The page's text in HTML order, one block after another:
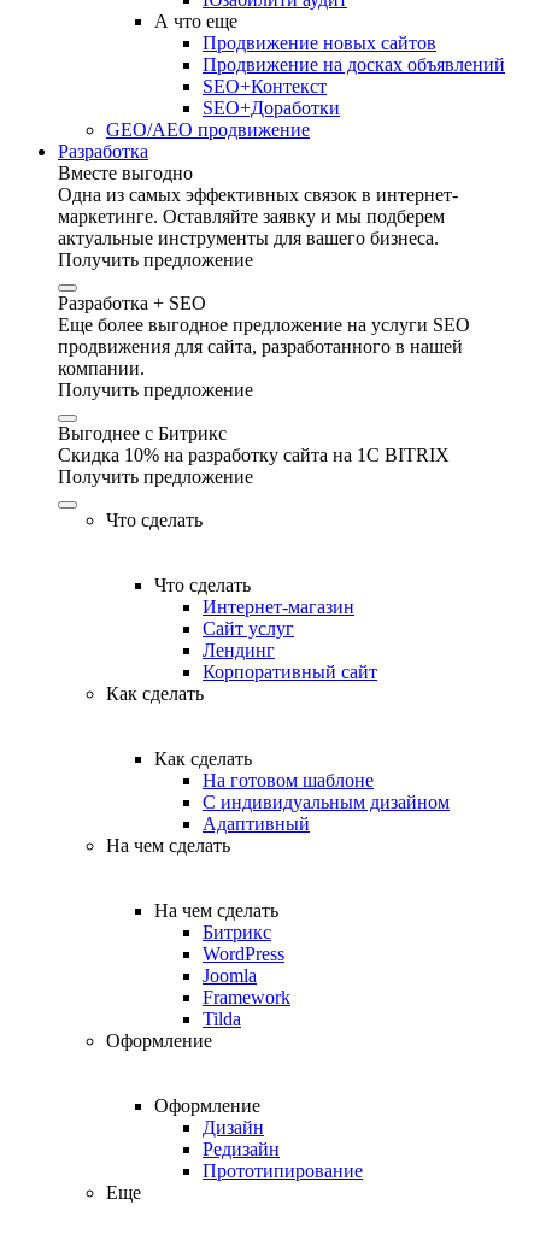
А что еще
Продвижение новых сайтов
Продвижение на досках объявлений
SEO+Контекст
SEO+Доработки
GEO/AEO продвижение
Разработка
Вместе выгодно
Одна из самых эффективных связок в интернет-
маркетинге. Оставляйте заявку и мы подберем
актуальные инструменты для вашего бизнеса.
Получить предложение
Разработка + SEO
Еще более выгодное предложение на услуги SEO
продвижения для сайта, разработанного в нашей
компании.
Получить предложение
Выгоднее с Битрикс
Скидка 10% на разработку сайта на 1C BITRIX
Получить предложение
Что сделать
Что сделать
Интернет-магазин
Сайт услуг
Лендинг
Корпоративный сайт
Как сделать
Как сделать
На готовом шаблоне
С индивидуальным дизайном
Адаптивный
На чем сделать
На чем сделать
Битрикс
WordPress
Joomla
Framework
Tilda
Оформление
Оформление
Дизайн
Редизайн
Прототипирование
Еще